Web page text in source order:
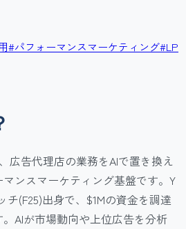
#パフォーマンスマーケティング#LP
広告代理店の業務をAIで置き換え
ンスマーケティング基盤です。Y
チ(F25)出身で、$1Mの資金を調達
AIが市場動向や上位広告を分析